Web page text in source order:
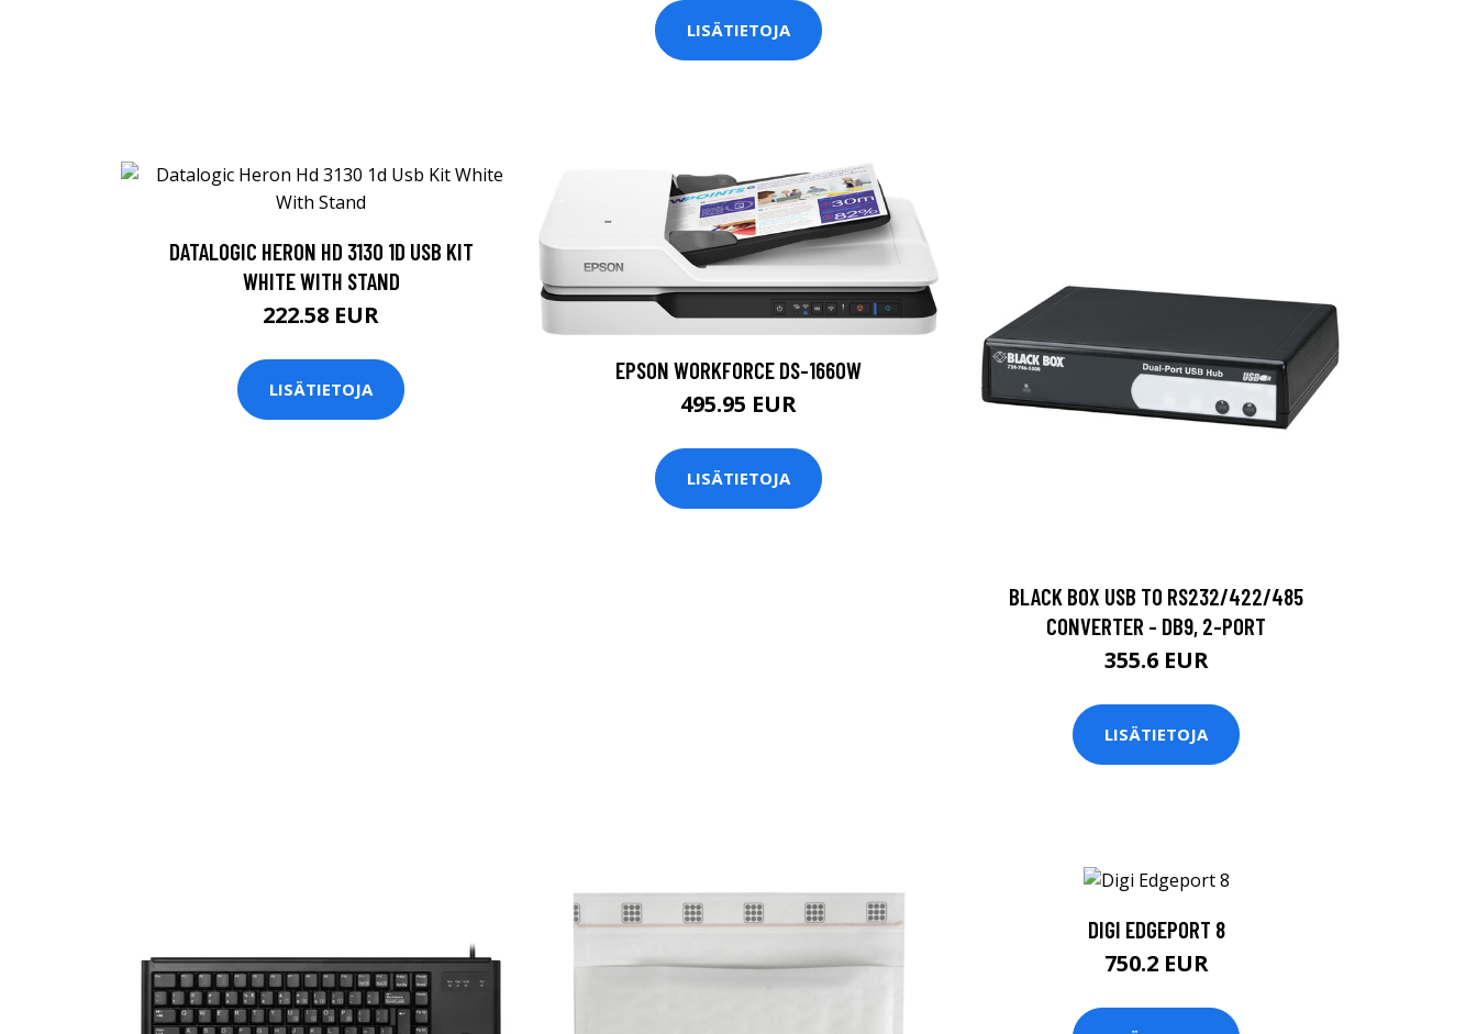
LISÄTIETOJA
DATALOGIC HERON HD 3130 1D USB KIT
WHITE WITH STAND
222.58 EUR
LISÄTIETOJA
EPSON WORKFORCE DS-1660W
495.95 EUR
LISÄTIETOJA
BLACK BOX USB TO RS232/422/485
CONVERTER - DB9, 2-PORT
355.6 EUR
LISÄTIETOJA
DIGI EDGEPORT 8
750.2 EUR